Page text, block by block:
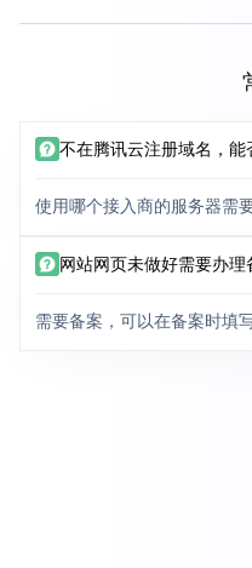
不在腾讯云注册域名，能
使用哪个接入商的服务器需
网站网页未做好需要办理
需要备案，可以在备案时填